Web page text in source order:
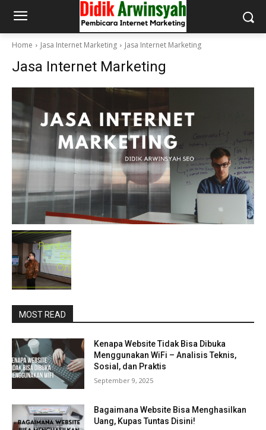
Home Jasa Internet Marketing Jasa Internet Marketing
Jasa Internet Marketing
MOST READ
Kenapa Website Tidak Bisa Dibuka
Menggunakan WiFi – Analisis Teknis,
Sosial, dan Praktis
September 9, 2025
Bagaimana Website Bisa Menghasilkan
Uang, Kupas Tuntas Disini!